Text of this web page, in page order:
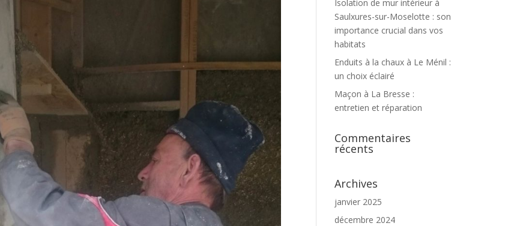
Isolation de mur intérieur à
Saulxures-sur-Moselotte : son
importance crucial dans vos
habitats
Enduits à la chaux à Le Ménil :
un choix éclairé
Maçon à La Bresse :
entretien et réparation
Commentaires
récents
Archives
janvier 2025
décembre 2024